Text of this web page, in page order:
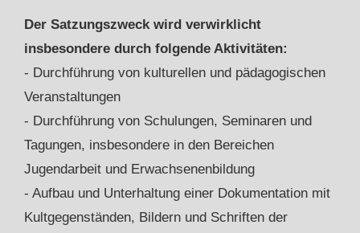
Der Satzungszweck wird verwirklicht
insbesondere durch folgende Aktivitäten:
- Durchführung von kulturellen und pädagogischen
Veranstaltungen
- Durchführung von Schulungen, Seminaren und
Tagungen, insbesondere in den Bereichen
Jugendarbeit und Erwachsenenbildung
- Aufbau und Unterhaltung einer Dokumentation mit
Kultgegenständen, Bildern und Schriften der